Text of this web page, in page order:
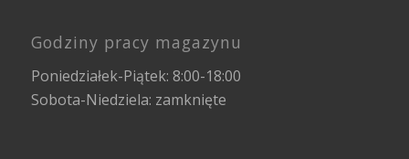
Godziny pracy magazynu
Poniedziałek-Piątek: 8:00-18:00
Sobota-Niedziela: zamknięte